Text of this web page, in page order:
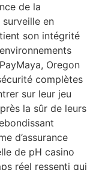
de la
en
son intégrité
Oregon
complètes
sur leur jeu
la sûr de leurs
d’assurance
de pH casino
réel ressenti qui